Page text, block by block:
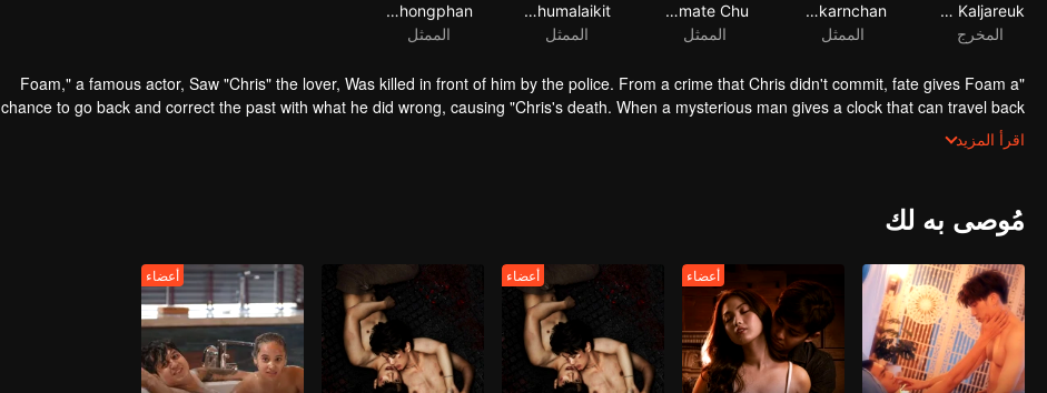
Kahabodee Kaljareuk
المخرج
Kunatip Trakarnchan
الممثل
Jiramate Chu
الممثل
Tutton Cherdchumalaikit
الممثل
Karan Thongphan
الممثل
"Foam," a famous actor, Saw "Chris" the lover, Was killed in front of him by the police. From a crime that Chris didn't commit, fate gives Foam a
chance to go back and correct the past with what he did wrong, causing "Chris's death. When a mysterious man gives a clock that can travel back
in time to "Foam," will Foam be able to fix the past and save a lover's life? Only time will prove it!
اقرأ المزيد
مُوصى به لك
أعضاء أعضاء أعضاء